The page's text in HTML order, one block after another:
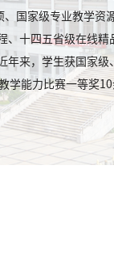
国家级专业教学资
、十四五省级在线精
年来，学生获国家级
学能力比赛一等奖